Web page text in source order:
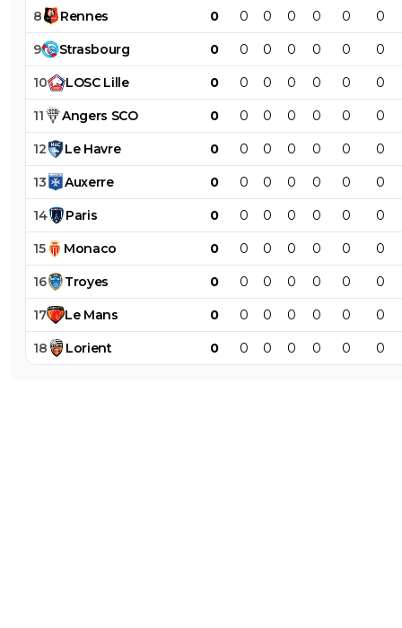
8 Rennes 0 0 0 0 0 0 0
9 Strasbourg 0 0 0 0 0 0 0
10 LOSC Lille 0 0 0 0 0 0 0
11 Angers SCO 0 0 0 0 0 0 0
12 Le Havre 0 0 0 0 0 0 0
13 Auxerre 0 0 0 0 0 0 0
14 Paris 0 0 0 0 0 0 0
15 Monaco 0 0 0 0 0 0 0
16 Troyes 0 0 0 0 0 0 0
17 Le Mans 0 0 0 0 0 0 0
18 Lorient 0 0 0 0 0 0 0